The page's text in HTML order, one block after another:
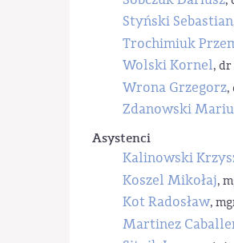
Styński Sebastian
Trochimiuk
Wolski Kornel, dr
Wrona Grzegorz,
Zdanowski
Asystenci
Kalinowski
Koszel Mikołaj,
Kot Radosław,
Martinez